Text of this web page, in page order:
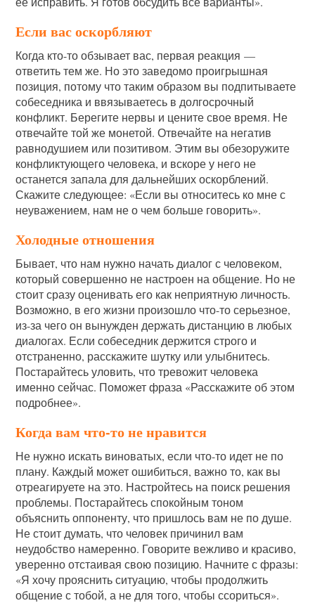
Если вас оскорбляют
Когда кто-то обзывает вас, первая реакция —
ответить тем же. Но это заведомо проигрышная
позиция, потому что таким образом вы подпитываете
собеседника и ввязываетесь в долгосрочный
конфликт. Берегите нервы и цените свое время. Не
отвечайте той же монетой. Отвечайте на негатив
равнодушием или позитивом. Этим вы обезоружите
конфликтующего человека, и вскоре у него не
останется запала для дальнейших оскорблений.
Скажите следующее: «Если вы относитесь ко мне с
неуважением, нам не о чем больше говорить».
Холодные отношения
Бывает, что нам нужно начать диалог с человеком,
который совершенно не настроен на общение. Но не
стоит сразу оценивать его как неприятную личность.
Возможно, в его жизни произошло что-то серьезное,
из-за чего он вынужден держать дистанцию в любых
диалогах. Если собеседник держится строго и
отстраненно, расскажите шутку или улыбнитесь.
Постарайтесь уловить, что тревожит человека
именно сейчас. Поможет фраза «Расскажите об этом
подробнее».
Когда вам что-то не нравится
Не нужно искать виноватых, если что-то идет не по
плану. Каждый может ошибиться, важно то, как вы
отреагируете на это. Настройтесь на поиск решения
проблемы. Постарайтесь спокойным тоном
объяснить оппоненту, что пришлось вам не по душе.
Не стоит думать, что человек причинил вам
неудобство намеренно. Говорите вежливо и красиво,
уверенно отстаивая свою позицию. Начните с фразы:
«Я хочу прояснить ситуацию, чтобы продолжить
общение с тобой, а не для того, чтобы ссориться».